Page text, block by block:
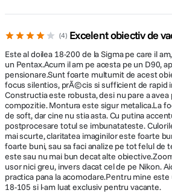
4 Excelent obiectiv de
Este al doilea 18-200 de la Sigma pe care il
un Pentax.Acum il am pe acesta pe un D90,
pensionare.Sunt foarte multumit de acest
focus silentios, prÃ©cis si sufficient de rapid
Constructia este robusta, desi nu pare a avea
compozitie. Montura este sigur metalica.La
de soft, dar cine nu stia asta. Cu putina
postprocesare totul se imbunatateste.
mai scurte, claritatea imaginilor este foarte
foarte buni, sau sa faci analize pe tot felul de
este sau nu mai bun decat alte
usor nici greu, invers dacat cel de pe Nikon.
practica pana la acomodare.Pentru mine este
18-105 si l-am luat exclusiv pentru vacante.